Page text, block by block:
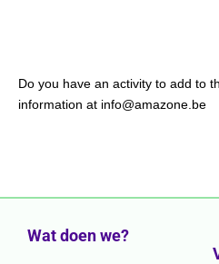
Do you have an activity to add to
information at info@amazone.be
Wat doen we?